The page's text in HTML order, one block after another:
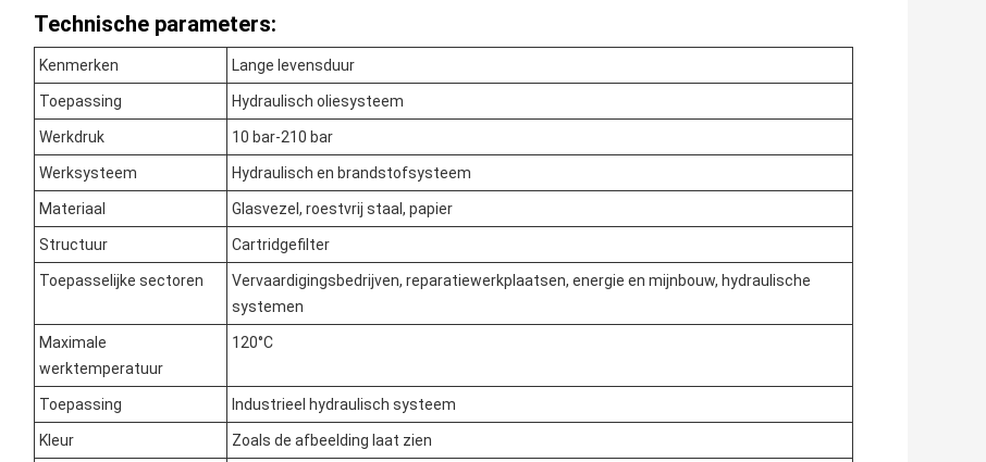
Technische parameters:
Kenmerken Lange levensduur
Toepassing Hydraulisch oliesysteem
Werkdruk 10 bar-210 bar
Werksysteem Hydraulisch en brandstofsysteem
Materiaal Glasvezel, roestvrij staal, papier
Structuur Cartridgefilter
Toepasselijke sectoren
Vervaardigingsbedrijven, reparatiewerkplaatsen, energie en mijnbouw, hydraulische
systemen
Maximale
werktemperatuur
120°C
Toepassing Industrieel hydraulisch systeem
Kleur Zoals de afbeelding laat zien